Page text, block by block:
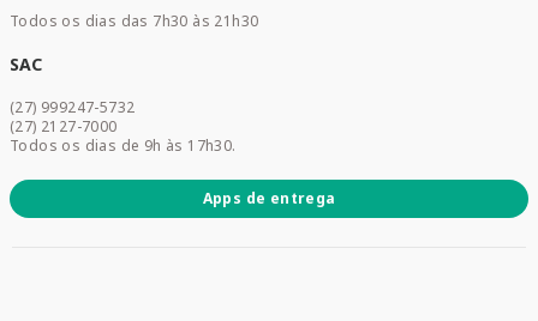
Dermocosméticos
Promoções
Todos os dias das 7h30 às 21h30
SAC
(27) 999247-5732
(27) 2127-7000
Todos os dias de 9h às 17h30.
Apps de entrega